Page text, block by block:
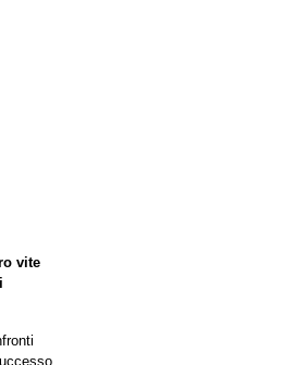
vite